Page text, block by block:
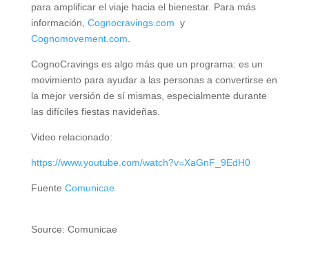
para amplificar el viaje hacia el bienestar. Para más
información, Cognocravings.com y
Cognomovement.com.
CognoCravings es algo más que un programa: es un
movimiento para ayudar a las personas a convertirse en
la mejor versión de sí mismas, especialmente durante
las difíciles fiestas navideñas.
Video relacionado:
https://www.youtube.com/watch?v=XaGnF_9EdH0
Fuente Comunicae
Source: Comunicae